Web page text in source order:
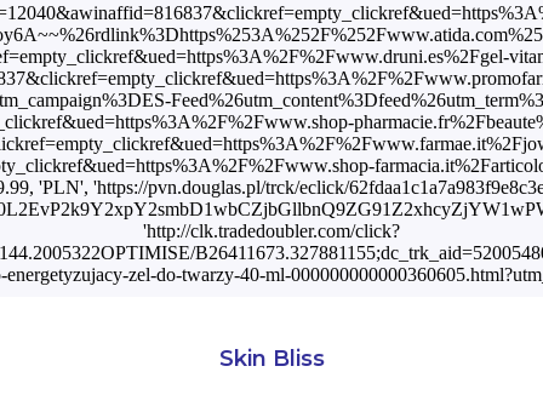
'PLN', 'https://pvn.douglas.pl/trck/eclick/
'http://clk.tradedoubler.com/click?
zel-do-twarzy-40-ml-
Skin Bliss